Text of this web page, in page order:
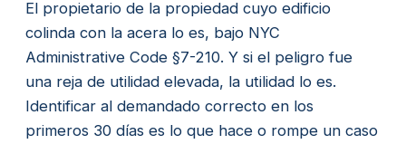
El propietario de la propiedad cuyo edificio
colinda con la acera lo es, bajo NYC
Administrative Code §7-210. Y si el peligro fue
una reja de utilidad elevada, la utilidad lo es.
Identificar al demandado correcto en los
primeros 30 días es lo que hace o rompe un caso